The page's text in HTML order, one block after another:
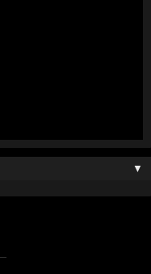
▼